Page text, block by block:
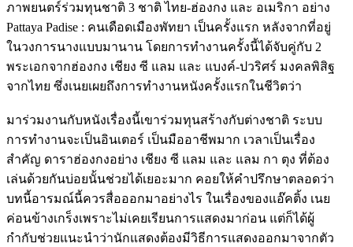
ภาพยนตร์ร่วมทุนชาติ 3 ชาติ ไทย-ฮ่องกง และ อเมริกา อย่าง
Pattaya Padise : คนเดือดเมืองพัทยา เป็นครั้งแรก หลังจากที่อยู่
ในวงการนางแบบมานาน โดยการทำงานครั้งนี้ได้จับคู่กับ 2
พระเอกจากฮ่องกง เชียง ซี แลม และ แบงค์-ปวริศร์ มงคลพิสิฐ
จากไทย ซึ่งเนยเผยถึงการทำงานหนังครั้งแรกในชีวิตว่า
มาร่วมงานกับหนังเรื่องนี้เขาร่วมทุนสร้างกับต่างชาติ ระบบ
การทำงานจะเป็นอินเตอร์ เป็นมืออาชีพมาก เวลาเป็นเรื่อง
สำคัญ ดาราฮ่องกงอย่าง เชียง ซี แลม และ แลม กา ตุง ที่ต้อง
เล่นด้วยกันบ่อยนั้นช่วยได้เยอะมาก คอยให้คำปรึกษาตลอดว่า
บทนี้อารมณ์นี้ควรสื่อออกมาอย่างไร ในเรื่องของแอ๊คติ้ง เนย
ค่อนข้างเกร็งเพราะไม่เคยเรียนการแสดงมาก่อน แต่ก็ได้ผู้
กำกับช่วยแนะนำว่านักแสดงต้องมีวิธีการแสดงออกมาจากตัว